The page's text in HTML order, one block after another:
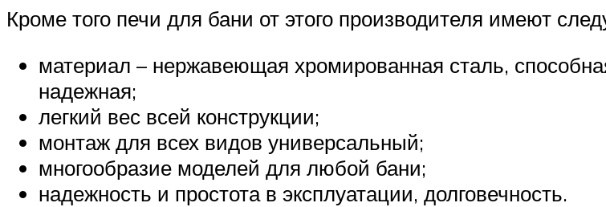
Кроме того печи для бани от этого производителя имеют
материал – нержавеющая хромированная сталь,
надежная;
легкий вес всей конструкции;
монтаж для всех видов универсальный;
многообразие моделей для любой бани;
надежность и простота в эксплуатации, долговечность.